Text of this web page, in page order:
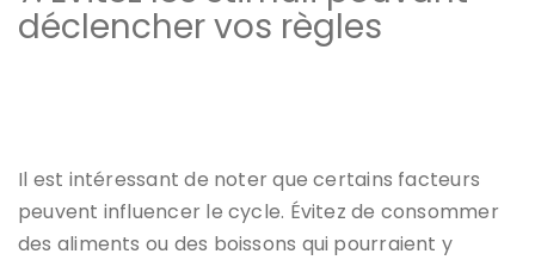
déclencher vos règles
Il est intéressant de noter que certains facteurs
peuvent influencer le cycle. Évitez de consommer
des aliments ou des boissons qui pourraient y